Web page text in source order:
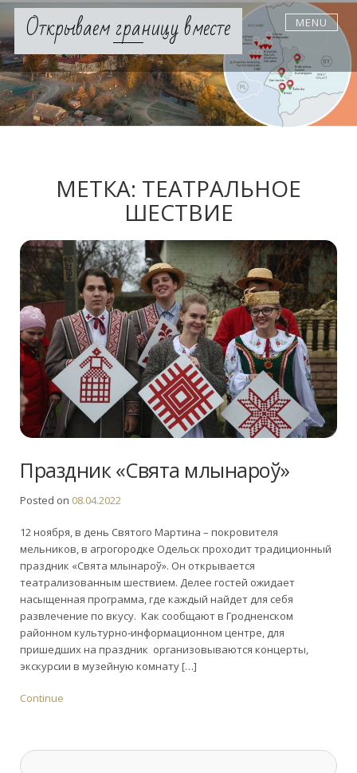
Skip
contentОткрываем границу вместе MENU
МЕТКА: ТЕАТРАЛЬНОЕ
ШЕСТВИЕ
Праздник «Свята млынароў»
Posted on 08.04.2022
12 ноября, в день Святого Мартина – покровителя
мельников, в агрогородке Одельск проходит традиционный
праздник «Свята млынароў». Он открывается
театрализованным шествием. Делее гостей ожидает
насыщенная программа, где каждый найдет для себя
развлечение по вкусу. Как сообщают в Гродненском
районном культурно-информационном центре, для
пришедших на праздник организовываются концерты,
экскурсии в музейную комнату […]
Continue